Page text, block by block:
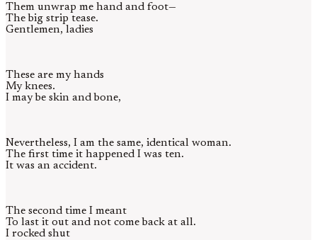
Them unwrap me hand and foot—
The big strip tease.
Gentlemen, ladies
These are my hands
My knees.
I may be skin and bone,
Nevertheless, I am the same, identical woman.
The first time it happened I was ten.
It was an accident.
The second time I meant
To last it out and not come back at all.
I rocked shut